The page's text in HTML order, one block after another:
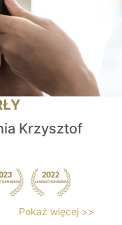
Krzysztof
Pokaż więcej >>